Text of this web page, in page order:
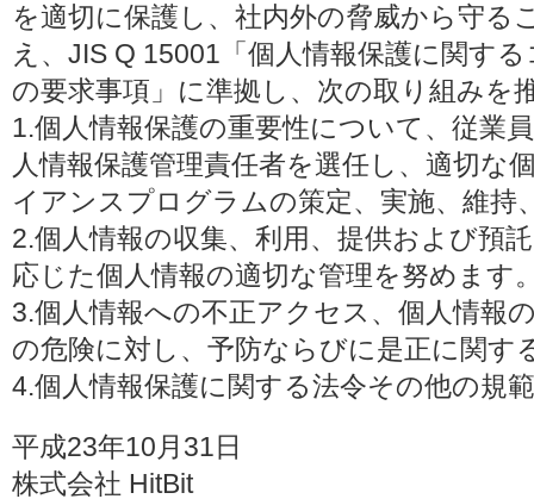
を適切に保護し、社内外の脅威から守る
え、JIS Q 15001「個人情報保護に関す
の要求事項」に準拠し、次の取り組みを
1.個人情報保護の重要性について、従業
人情報保護管理責任者を選任し、適切な
イアンスプログラムの策定、実施、維持
2.個人情報の収集、利用、提供および預
応じた個人情報の適切な管理を努めます
3.個人情報への不正アクセス、個人情報
の危険に対し、予防ならびに是正に関す
4.個人情報保護に関する法令その他の規
平成23年10月31日
株式会社 HitBit